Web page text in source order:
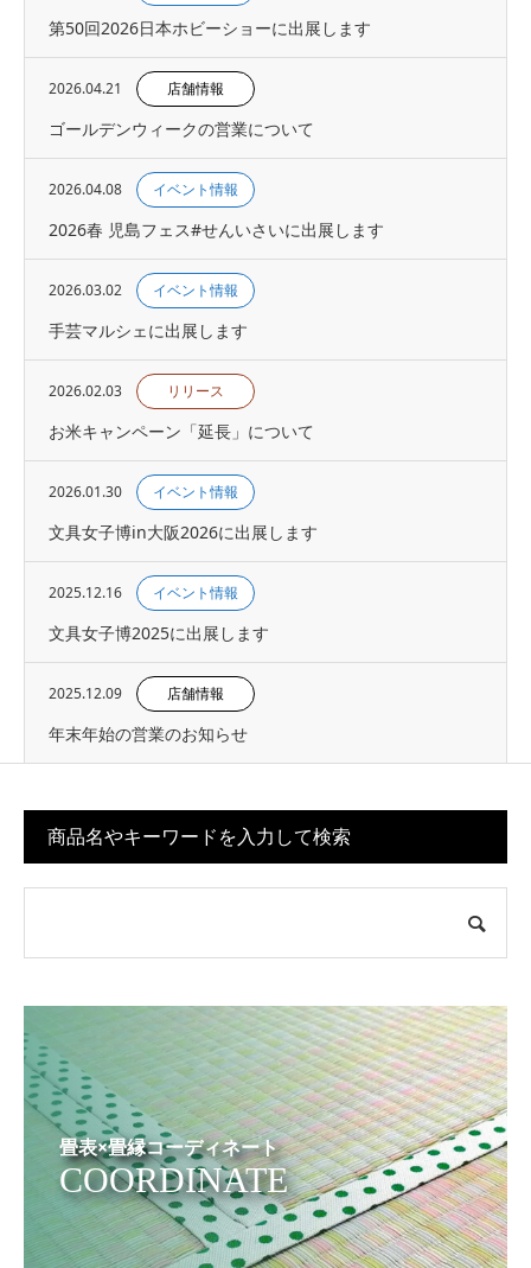
第50回2026日本ホビーショーに出展します
2026.04.21 店舗情報
ゴールデンウィークの営業について
2026.04.08 イベント情報
2026春 児島フェス#せんいさいに出展します
2026.03.02 イベント情報
手芸マルシェに出展します
2026.02.03 リリース
お米キャンペーン「延長」について
2026.01.30 イベント情報
文具女子博in大阪2026に出展します
2025.12.16 イベント情報
文具女子博2025に出展します
2025.12.09 店舗情報
年末年始の営業のお知らせ
商品名やキーワードを入力して検索
畳表×畳縁コーディネート
COORDINATE